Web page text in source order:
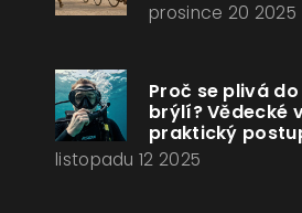
prosince 20 2025
Proč se plivá
brýlí? Vědecké
praktický
listopadu 12 2025